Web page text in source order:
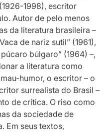
1998), escritor
Autor de pelo menos
da literatura brasileira –
de nariz sutil” (1961),
búlgaro” (1964) –,
a literatura como
humor, o escritor – o
surrealista do Brasil –
de crítica. O riso como
da sociedade de
Em seus textos,